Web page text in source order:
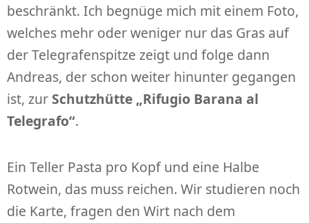
beschränkt. Ich begnüge mich mit einem Foto,
welches mehr oder weniger nur das Gras auf
der Telegrafenspitze zeigt und folge dann
Andreas, der schon weiter hinunter gegangen
ist, zur Schutzhütte „Rifugio Barana al
Telegrafo“.
Ein Teller Pasta pro Kopf und eine Halbe
Rotwein, das muss reichen. Wir studieren noch
die Karte, fragen den Wirt nach dem